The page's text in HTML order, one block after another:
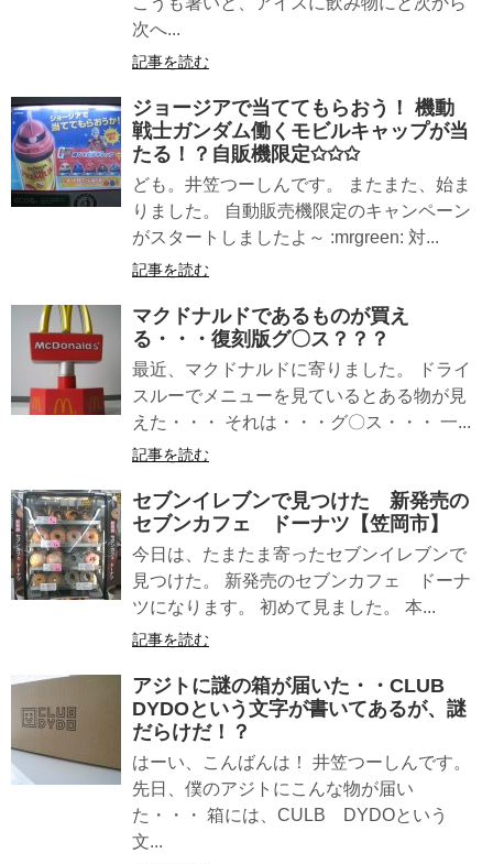
次へ...
記事を読む
ジョージアで当ててもらおう！ 機動
戦士ガンダム働くモビルキャップが当
たる！？自販機限定✩✩✩
ども。井笠つーしんです。 またまた、始ま
りました。 自動販売機限定のキャンペーン
がスタートしましたよ～ :mrgreen: 対...
記事を読む
マクドナルドであるものが買え
る・・・復刻版グ〇ス？？？
最近、マクドナルドに寄りました。 ドライ
スルーでメニューを見ているとある物が見
えた・・・ それは・・・グ〇ス・・・ 一...
記事を読む
セブンイレブンで見つけた 新発売の
セブンカフェ ドーナツ【笠岡市】
今日は、たまたま寄ったセブンイレブンで
見つけた。 新発売のセブンカフェ ドーナ
ツになります。 初めて見ました。 本...
記事を読む
アジトに謎の箱が届いた・・CLUB
DYDOという文字が書いてあるが、謎
だらけだ！？
はーい、こんばんは！ 井笠つーしんです。
先日、僕のアジトにこんな物が届い
た・・・ 箱には、CULB DYDOという
文...